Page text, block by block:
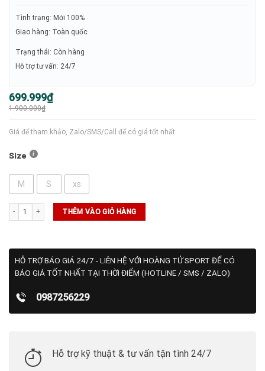
Tình trạng: Mới 100%
Giao hàng: Toàn quốc
Trạng thái: Còn hàng
Hỗ trợ tư vấn: 24/7
1.900.000₫
Giá
gốc
là:
699.999₫
Giá
hiện
tại
Giá để tham khảo, Zalo/SMS/Call để có giá tốt nhất
Size
M S xs
Áo Adidas Polo FreeLift Heat Dry (FK0804) số lượng
THÊM VÀO GIỎ HÀNG
HỖ TRỢ BÁO GIÁ 24/7 - LIÊN HỆ VỚI HOÀNG TỬ SPORT ĐỂ CÓ
BÁO GIÁ TỐT NHẤT TẠI THỜI ĐIỂM (HOTLINE / SMS / ZALO)
0987256229
Hỗ trợ kỹ thuật & tư vấn tận tình 24/7